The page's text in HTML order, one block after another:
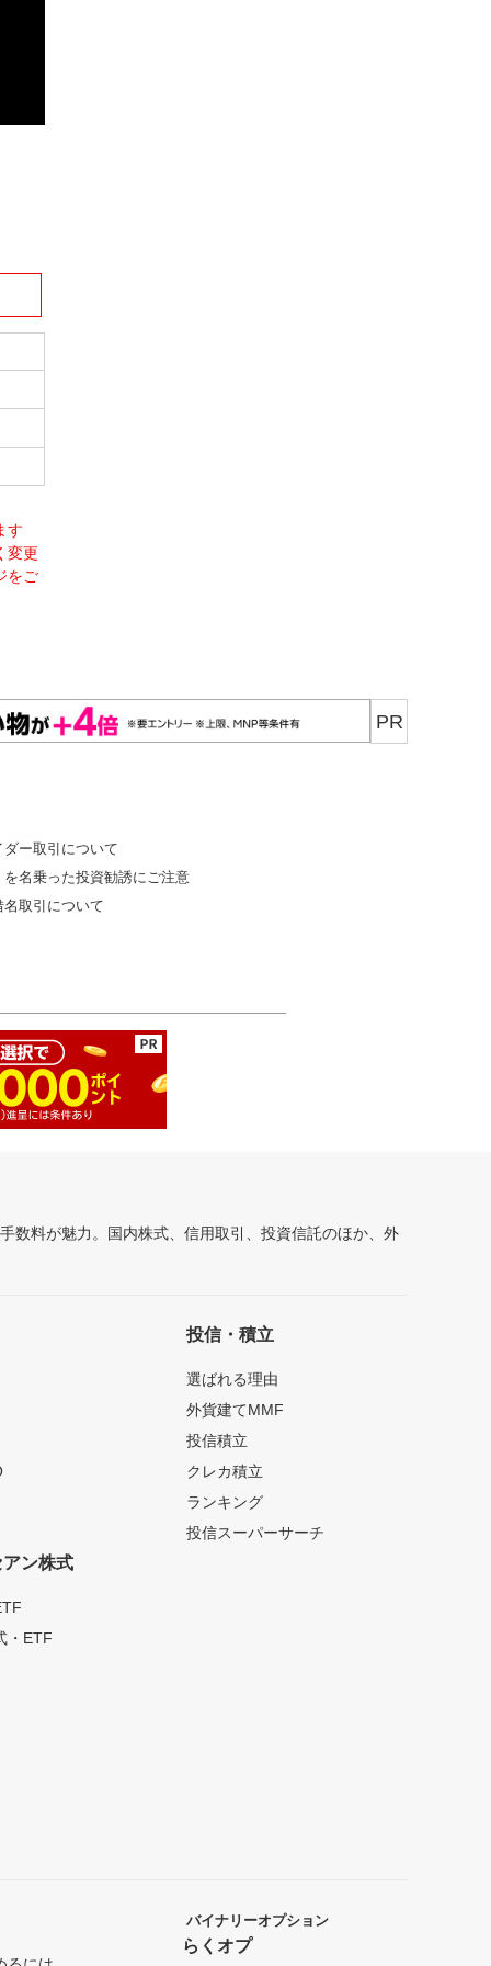
す
変更
をご
PR
ダー取引について
を名乗った投資勧誘にご注意
名取引について
数料が魅力。国内株式、信用取引、投資信託のほか、外
ン株式
・ETF
投信・積立
選ばれる理由
外貨建てMMF
投信積立
クレカ積立
ランキング
投信スーパーサーチ
バイナリーオプション
らくオプ